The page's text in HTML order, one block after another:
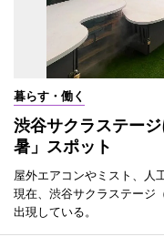
暮らす・働く
渋谷サクラステー
暑」スポット
屋外エアコンやミスト、人
現在、渋谷サクラステージ
出現している。